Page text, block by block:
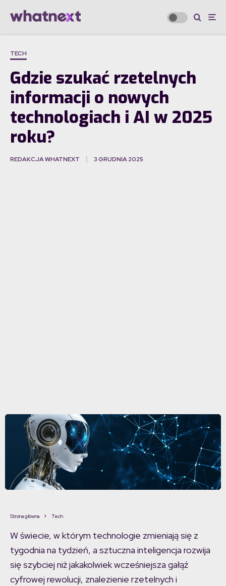
TECH
Gdzie szukać rzetelnych
informacji o nowych
technologiach i AI w 2025
roku?
REDAKCJA WHATNEXT 3 GRUDNIA 2025
Strona główna Tech
W świecie, w którym technologie zmieniają się z
tygodnia na tydzień, a sztuczna inteligencja rozwija
się szybciej niż jakakolwiek wcześniejsza gałąź
cyfrowej rewolucji, znalezienie rzetelnych i